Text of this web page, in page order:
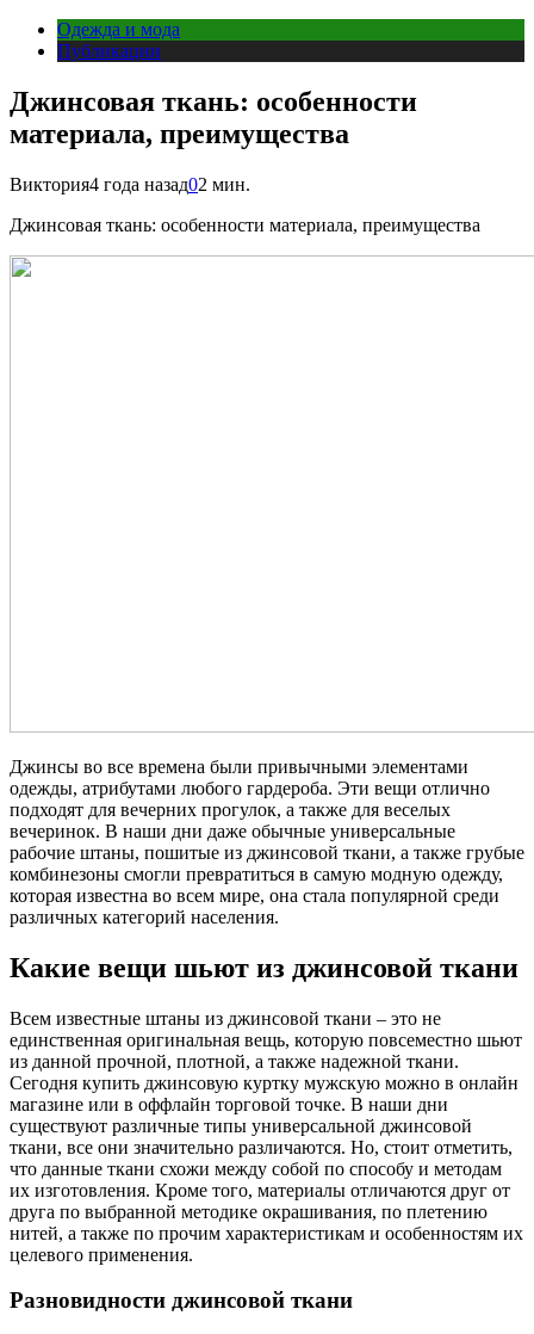
Одежда и мода
Публикации
Джинсовая ткань: особенности
материала, преимущества
Виктория4 года назад02 мин.
Джинсовая ткань: особенности материала, преимущества
Джинсы во все времена были привычными элементами
одежды, атрибутами любого гардероба. Эти вещи отлично
подходят для вечерних прогулок, а также для веселых
вечеринок. В наши дни даже обычные универсальные
рабочие штаны, пошитые из джинсовой ткани, а также грубые
комбинезоны смогли превратиться в самую модную одежду,
которая известна во всем мире, она стала популярной среди
различных категорий населения.
Какие вещи шьют из джинсовой ткани
Всем известные штаны из джинсовой ткани – это не
единственная оригинальная вещь, которую повсеместно шьют
из данной прочной, плотной, а также надежной ткани.
Сегодня купить джинсовую куртку мужскую можно в онлайн
магазине или в оффлайн торговой точке. В наши дни
существуют различные типы универсальной джинсовой
ткани, все они значительно различаются. Но, стоит отметить,
что данные ткани схожи между собой по способу и методам
их изготовления. Кроме того, материалы отличаются друг от
друга по выбранной методике окрашивания, по плетению
нитей, а также по прочим характеристикам и особенностям их
целевого применения.
Разновидности джинсовой ткани